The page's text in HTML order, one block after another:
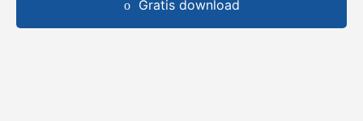
Gratis download